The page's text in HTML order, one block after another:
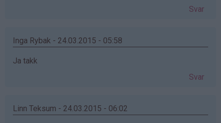
Svar
Inga Rybak - 24.03.2015 - 05:58
Ja takk
Svar
Linn Teksum - 24.03.2015 - 06:02